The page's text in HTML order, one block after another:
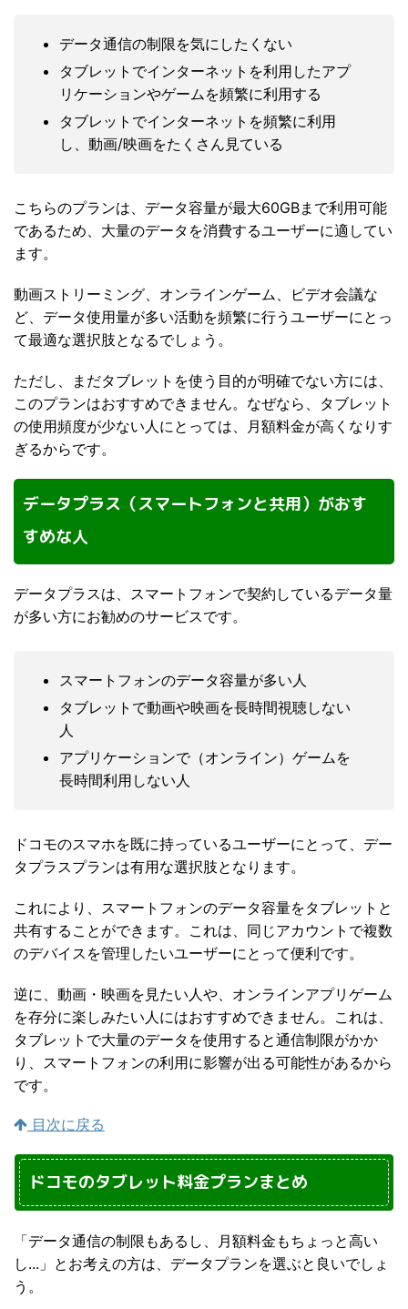
データ通信の制限を気にしたくない
タブレットでインターネットを利用したアプ
リケーションやゲームを頻繁に利用する
タブレットでインターネットを頻繁に利用
し、動画/映画をたくさん見ている
こちらのプランは、データ容量が最大60GBまで利用可能
であるため、大量のデータを消費するユーザーに適してい
ます。
動画ストリーミング、オンラインゲーム、ビデオ会議な
ど、データ使用量が多い活動を頻繁に行うユーザーにとっ
て最適な選択肢となるでしょう。
ただし、まだタブレットを使う目的が明確でない方には、
このプランはおすすめできません。なぜなら、タブレット
の使用頻度が少ない人にとっては、月額料金が高くなりす
ぎるからです。
データプラス（スマートフォンと共用）がおす
すめな人
データプラスは、スマートフォンで契約しているデータ量
が多い方にお勧めのサービスです。
スマートフォンのデータ容量が多い人
タブレットで動画や映画を長時間視聴しない
人
アプリケーションで（オンライン）ゲームを
長時間利用しない人
ドコモのスマホを既に持っているユーザーにとって、デー
タプラスプランは有用な選択肢となります。
これにより、スマートフォンのデータ容量をタブレットと
共有することができます。これは、同じアカウントで複数
のデバイスを管理したいユーザーにとって便利です。
逆に、動画・映画を見たい人や、オンラインアプリゲーム
を存分に楽しみたい人にはおすすめできません。これは、
タブレットで大量のデータを使用すると通信制限がかか
り、スマートフォンの利用に影響が出る可能性があるから
です。
目次に戻る
ドコモのタブレット料金プランまとめ
「データ通信の制限もあるし、月額料金もちょっと高い
し...」とお考えの方は、データプランを選ぶと良いでしょ
う。